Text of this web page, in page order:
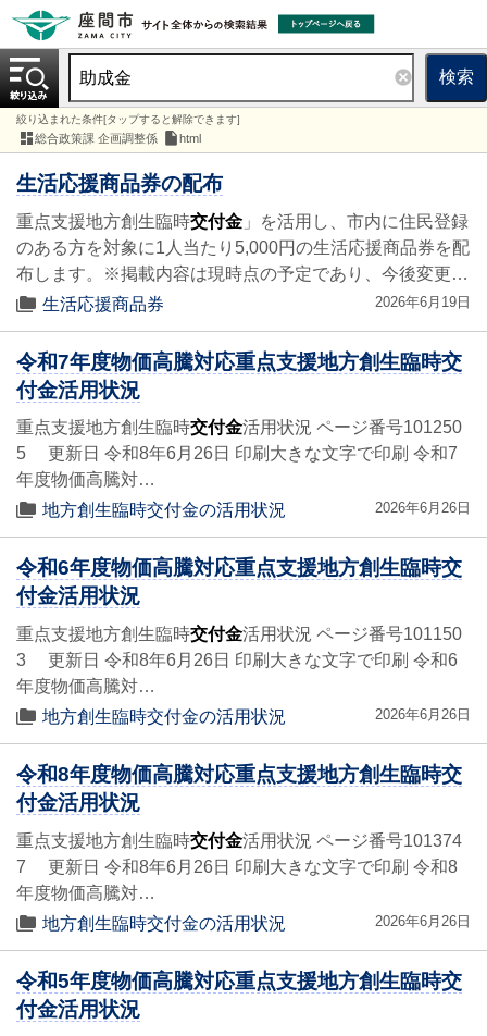
検索
絞り込まれた条件[タップすると解除できます]
総合政策課 企画調整係 html
生活応援商品券の配布
重点支援地方創生臨時交付金 」を活用し、市内に住民登録
のある方を対象に1人当たり5,000円の生活応援商品券を配
布します。※掲載内容は現時点の予定であり、今後変更…
生活応援商品券
2026年6月19日
令和7年度物価高騰対応重点支援地方創生臨時交
付金活用状況
重点支援地方創生臨時交付金活用状況 ページ番号101250
5 更新日 令和8年6月26日 印刷大きな文字で印刷 令和7
年度物価高騰対…
地方創生臨時交付金の活用状況
2026年6月26日
令和6年度物価高騰対応重点支援地方創生臨時交
付金活用状況
重点支援地方創生臨時交付金活用状況 ページ番号101150
3 更新日 令和8年6月26日 印刷大きな文字で印刷 令和6
年度物価高騰対…
地方創生臨時交付金の活用状況
2026年6月26日
令和8年度物価高騰対応重点支援地方創生臨時交
付金活用状況
重点支援地方創生臨時交付金活用状況 ページ番号101374
7 更新日 令和8年6月26日 印刷大きな文字で印刷 令和8
年度物価高騰対…
地方創生臨時交付金の活用状況
2026年6月26日
令和5年度物価高騰対応重点支援地方創生臨時交
付金活用状況